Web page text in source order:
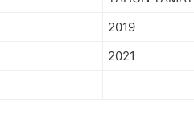
2019
2021